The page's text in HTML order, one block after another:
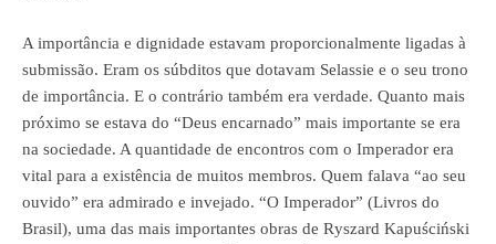
A importância e dignidade estavam proporcionalmente ligadas à
submissão. Eram os súbditos que dotavam Selassie e o seu trono
de importância. E o contrário também era verdade. Quanto mais
próximo se estava do “Deus encarnado” mais importante se era
na sociedade. A quantidade de encontros com o Imperador era
vital para a existência de muitos membros. Quem falava “ao seu
ouvido” era admirado e invejado. “O Imperador” (Livros do
Brasil), uma das mais importantes obras de Ryszard Kapuściński